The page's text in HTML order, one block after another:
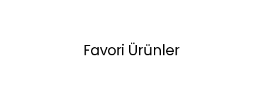
Favori Ürünler